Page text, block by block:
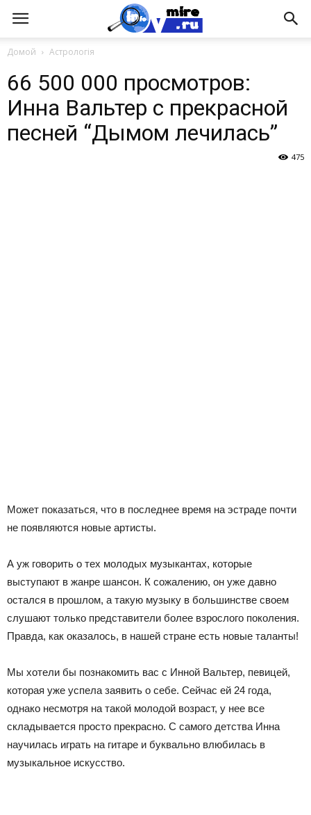
Домой Астрологія
66 500 000 просмотров:
Инна Вальтер с прекрасной
песней “Дымом лечилась”
475
Может показаться, что в последнее время на эстраде почти
не появляются новые артисты.
А уж говорить о тех молодых музыкантах, которые
выступают в жанре шансон. К сожалению, он уже давно
остался в прошлом, а такую музыку в большинстве своем
слушают только представители более взрослого поколения.
Правда, как оказалось, в нашей стране есть новые таланты!
Мы хотели бы познакомить вас с Инной Вальтер, певицей,
которая уже успела заявить о себе. Сейчас ей 24 года,
однако несмотря на такой молодой возраст, у нее все
складывается просто прекрасно. С самого детства Инна
научилась играть на гитаре и буквально влюбилась в
музыкальное искусство.